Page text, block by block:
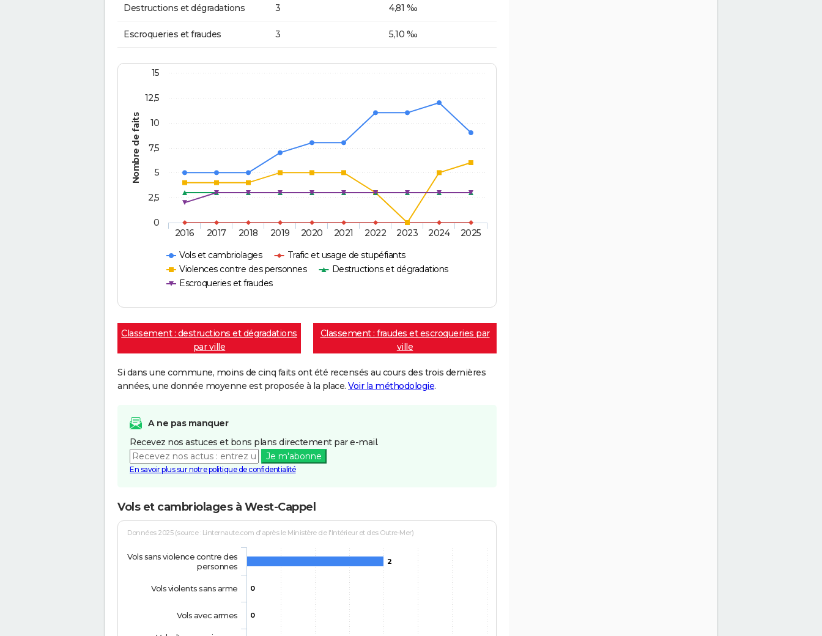
Destructions et dégradations 3 4,81 ‰
Escroqueries et fraudes 3 5,10 ‰
Nombre de faits
Vols et cambriolages
Trafic et usage de stupéfiants
Violences contre des personnes
Destructions et dégradations
Escroqueries et fraudes
2016 2017 2018 2019 2020 2021 2022 2023 2024 2025
0
2,5
5
7,5
10
12,5
15
Classement : destructions et dégradations
par ville
Classement : fraudes et escroqueries par
ville
Si dans une commune, moins de cinq faits ont été recensés au cours des trois dernières
années, une donnée moyenne est proposée à la place. Voir la méthodologie.
A ne pas manquer
Recevez nos astuces et bons plans directement par e-mail.
Je m'abonne
En savoir plus sur notre politique de confidentialité
Vols et cambriolages à West-Cappel
Données 2025 (source : Linternaute.com d'après le Ministère de l'Intérieur et des Outre-Mer)
2
0
0
Vols sans violence contre des
personnes
Vols violents sans arme
Vols avec armes